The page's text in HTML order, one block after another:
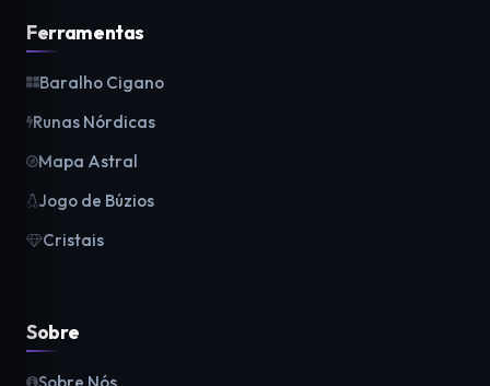
Ferramentas
Baralho Cigano
Runas Nórdicas
Mapa Astral
Jogo de Búzios
Cristais
Sobre